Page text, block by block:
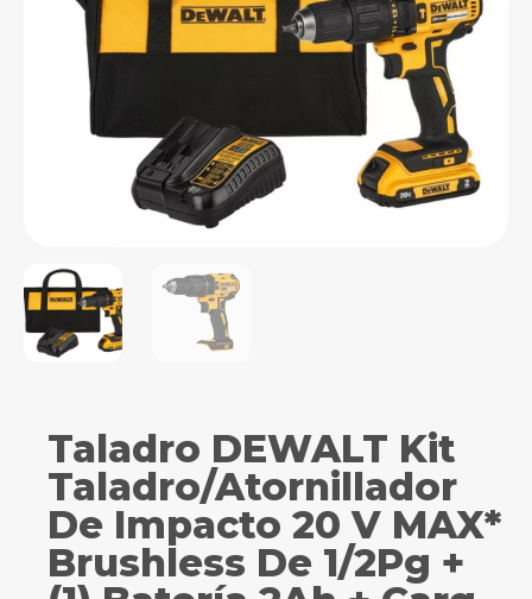
Taladro DEWALT Kit
Taladro/Atornillador
De Impacto 20 V MAX*
Brushless De 1/2Pg +